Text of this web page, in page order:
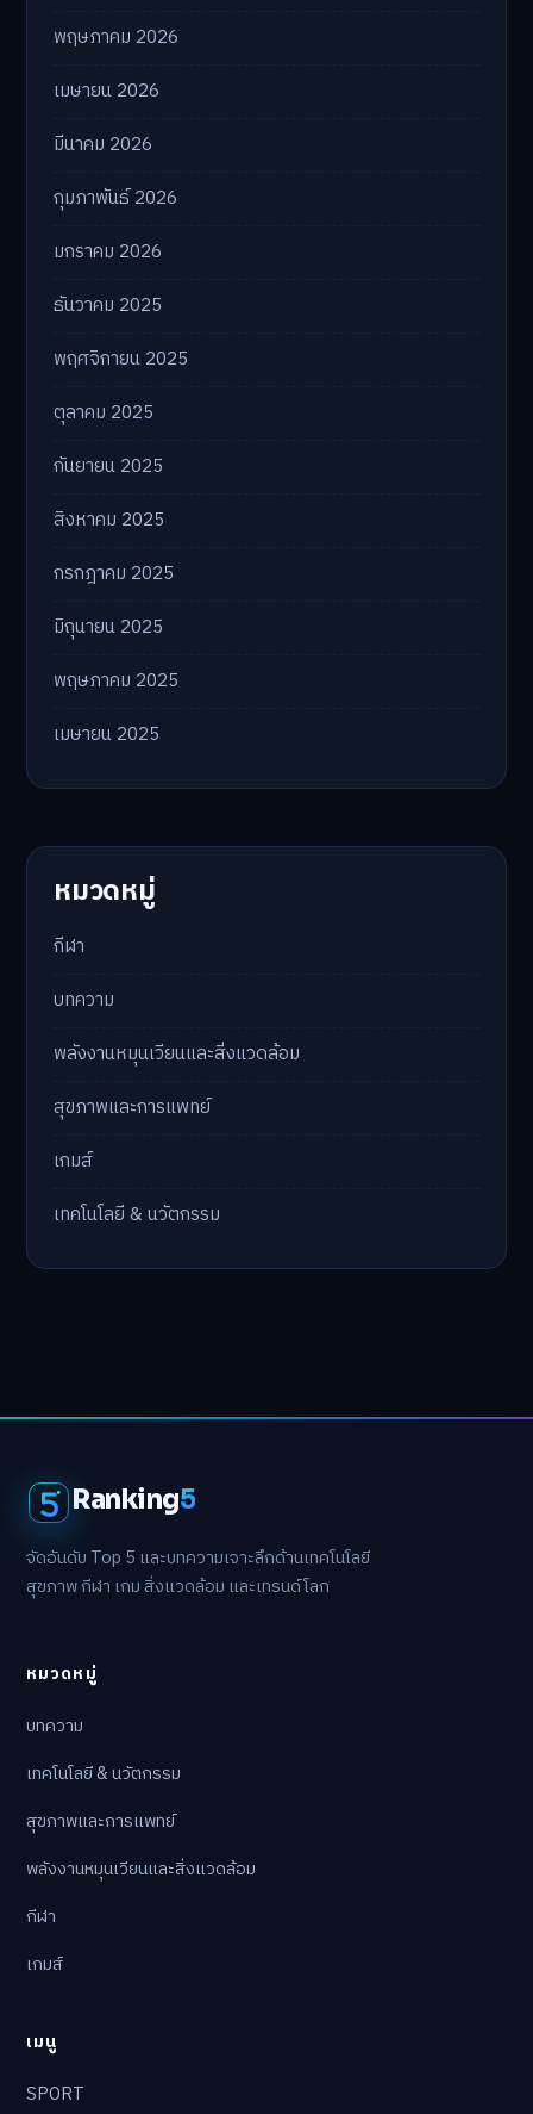
พฤษภาคม 2026
เมษายน 2026
มีนาคม 2026
กุมภาพันธ์ 2026
มกราคม 2026
ธันวาคม 2025
พฤศจิกายน 2025
ตุลาคม 2025
กันยายน 2025
สิงหาคม 2025
กรกฎาคม 2025
มิถุนายน 2025
พฤษภาคม 2025
เมษายน 2025
หมวดหมู่
กีฬา
บทความ
พลังงานหมุนเวียนและสิ่งแวดล้อม
สุขภาพและการแพทย์
เกมส์
เทคโนโลยี & นวัตกรรม
Ranking5
จัดอันดับ Top 5 และบทความเจาะลึกด้านเทคโนโลยี
สุขภาพ กีฬา เกม สิ่งแวดล้อม และเทรนด์โลก
หมวดหมู่
บทความ
เทคโนโลยี & นวัตกรรม
สุขภาพและการแพทย์
พลังงานหมุนเวียนและสิ่งแวดล้อม
กีฬา
เกมส์
เมนู
SPORT